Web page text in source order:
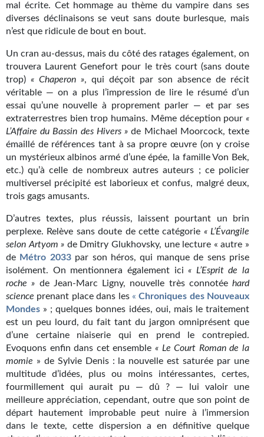
Gratuit
Sans DRM
BIFROST
Tous les numéros
En numérique
S'abonner
Les critiques
Le blog
GOODIES
Goodies Gotland
Tirages d’art Une Heure-Lumière
PLUS
À paraître
Revue de presse
Récompenses
Newsletter
Le Bélial' sur Youtube
mal écrite. Cet hommage au thème du vampire dans ses
diverses déclinaisons se veut sans doute burlesque, mais
n’est que ridicule de bout en bout.
Un cran au-dessus, mais du côté des ratages également, on
trouvera Laurent Genefort pour le très court (sans doute
trop) « Chaperon », qui déçoit par son absence de récit
véritable — on a plus l’impression de lire le résumé d’un
essai qu’une nouvelle à proprement parler — et par ses
extraterrestres bien trop humains. Même déception pour «
L’Affaire du Bassin des Hivers » de Michael Moorcock, texte
émaillé de références tant à sa propre œuvre (on y croise
un mystérieux albinos armé d’une épée, la famille Von Bek,
etc.) qu’à celle de nombreux autres auteurs ; ce policier
multiversel précipité est laborieux et confus, malgré deux,
trois gags amusants.
D’autres textes, plus réussis, laissent pourtant un brin
perplexe. Relève sans doute de cette catégorie « L’Évangile
selon Artyom » de Dmitry Glukhovsky, une lecture « autre »
de Métro 2033par son héros, qui manque de sens prise
isolément. On mentionnera également ici« L’Esprit de la
roche » de Jean-Marc Ligny, nouvelle très connotée hard
science prenant place dans les «Chroniques des Nouveaux
Mondes » ; quelques bonnes idées, oui, mais le traitement
est un peu lourd, du fait tant du jargon omniprésent que
d’une certaine niaiserie qui en prend le contrepied.
Evoquons enfin dans cet ensemble « Le Court Roman de la
momie » de Sylvie Denis : la nouvelle est saturée par une
multitude d’idées, plus ou moins intéressantes, certes,
fourmillement qui aurait pu — dû ? — lui valoir une
meilleure appréciation, cependant, outre que son point de
départ hautement improbable peut nuire à l’immersion
dans le texte, cette dispersion a en définitive quelque